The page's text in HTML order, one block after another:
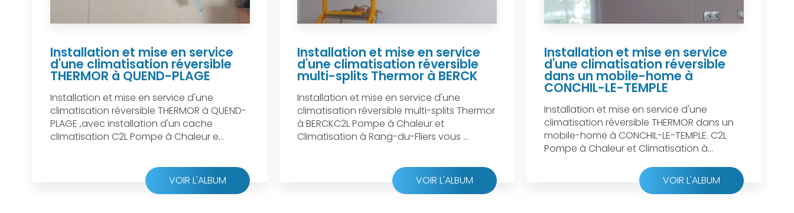
Installation et mise en service
d'une climatisation réversible
THERMOR à QUEND-PLAGE
Installation et mise en service d'une
climatisation réversible THERMOR à QUEND-
PLAGE ,avec installation d'un cache
climatisation C2L Pompe à Chaleur e...
VOIR L'ALBUM
Installation et mise en service
d'une climatisation réversible
multi-splits Thermor à BERCK
Installation et mise en service d'une
climatisation réversible multi-splits Thermor
à BERCKC2L Pompe à Chaleur et
Climatisation à Rang-du-Fliers vous ...
VOIR L'ALBUM
Installation et mise en service
d'une climatisation réversible
dans un mobile-home à
CONCHIL-LE-TEMPLE
Installation et mise en service d'une
climatisation réversible THERMOR dans un
mobile-home à CONCHIL-LE-TEMPLE. C2L
Pompe à Chaleur et Climatisation à...
VOIR L'ALBUM